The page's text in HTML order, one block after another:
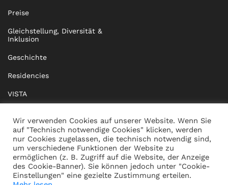
Preise
Gleichstellung, Diversität &
Inklusion
Geschichte
Residencies
VISTA
BRIDGE Network
Dokumente
Wir verwenden Cookies auf unserer Website. Wenn Sie
auf "Technisch notwendige Cookies" klicken, werden
nur Cookies zugelassen, die technisch notwendig sind,
um verschiedene Funktionen der Website zu
ermöglichen (z. B. Zugriff auf die Website, der Anzeige
des Cookie-Banner). Sie können jedoch unter "Cookie-
Einstellungen" eine gezielte Zustimmung erteilen.